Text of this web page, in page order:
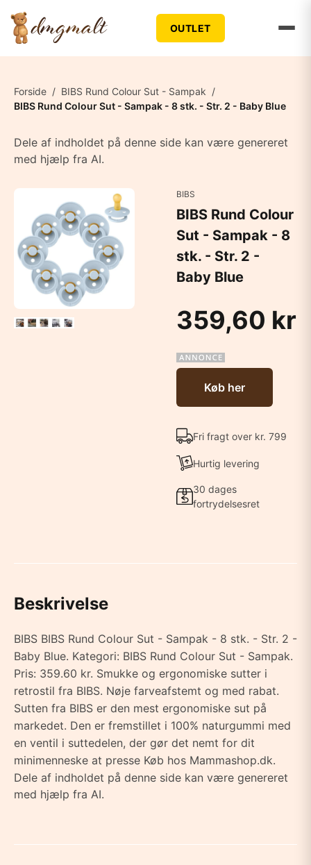
OUTLET
Forside / BIBS Rund Colour Sut - Sampak /
BIBS Rund Colour Sut - Sampak - 8 stk. - Str. 2 - Baby Blue
Dele af indholdet på denne side kan være genereret
med hjælp fra AI.
BIBS
BIBS Rund Colour
Sut - Sampak - 8
stk. - Str. 2 -
Baby Blue
359,60 kr
Køb her
Fri fragt over kr. 799
Hurtig levering
30 dages
fortrydelsesret
Beskrivelse
BIBS BIBS Rund Colour Sut - Sampak - 8 stk. - Str. 2 -
Baby Blue. Kategori: BIBS Rund Colour Sut - Sampak.
Pris: 359.60 kr. Smukke og ergonomiske sutter i
retrostil fra BIBS. Nøje farveafstemt og med rabat.
Sutten fra BIBS er den mest ergonomiske sut på
markedet. Den er fremstillet i 100% naturgummi med
en ventil i suttedelen, der gør det nemt for dit
minimenneske at presse Køb hos Mammashop.dk.
Dele af indholdet på denne side kan være genereret
med hjælp fra AI.